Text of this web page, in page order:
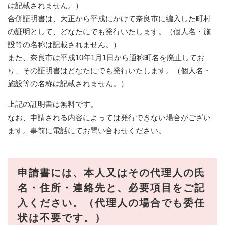
は記載されません。）
合併証明書は、大正から平成にかけて奈良市に編入した町村
の証明として、どなたにでも発行いたします。（個人名・施
設等の名称は記載されません。）
また、奈良市は平成10年1月1日から通称町名を廃止してお
り、その証明書はどなたにでも発行いたします。（個人名・
施設等の名称は記載されません。）
上記の証明書は無料です。
なお、申請される内容によっては発行できない場合がござい
ます。事前に電話にてお問い合わせください。
申請書には、本人又はその代理人の氏
名・住所・連絡先と、必要項目をご記
入ください。（代理人の場合でも委任
状は不要です。）